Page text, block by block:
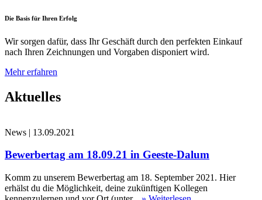
Die Basis für Ihren Erfolg
Wir sorgen dafür, dass Ihr Geschäft durch den perfekten Einkauf
nach Ihren Zeichnungen und Vorgaben disponiert wird.
Mehr erfahren
Aktuelles
News | 13.09.2021
Bewerbertag am 18.09.21 in Geeste-Dalum
Komm zu unserem Bewerbertag am 18. September 2021. Hier
erhälst du die Möglichkeit, deine zukünftigen Kollegen